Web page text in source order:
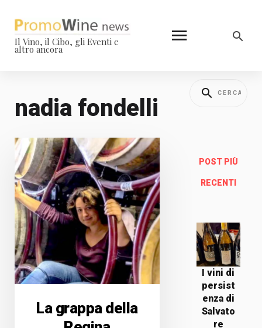
Il Vino, il Cibo, gli Eventi e
altro ancora
nadia fondelli
La grappa della
POST PIÙ
RECENTI
I vini di
persist
enza di
Salvato
re